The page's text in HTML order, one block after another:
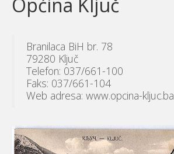
Branilaca BiH br. 78
79280 Ključ
Telefon: 037/661-100
Faks: 037/661-104
Web adresa: www.opcina-kljuc.ba